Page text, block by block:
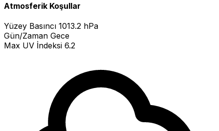
Atmosferik Koşullar
Yüzey Basıncı 1013.2 hPa
Gün/Zaman Gece
Max UV İndeksi 6.2